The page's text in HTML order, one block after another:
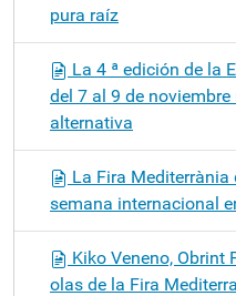
pura raíz
La 4 ª edición de la
del 7 al 9 de
alternativa
La Fira
semana internacional
Kiko Veneno, Obrint
olas de la Fira